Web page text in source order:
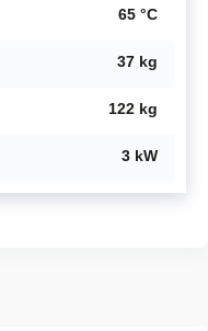
65 °C
37 kg
122 kg
3 kW